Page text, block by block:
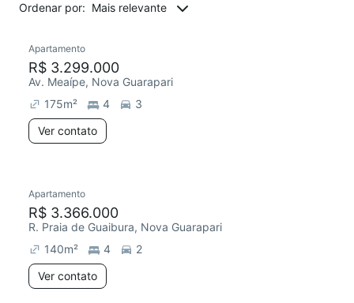
Ordenar por: Mais relevante
Apartamento
R$ 3.299.000
Av. Meaípe, Nova Guarapari
175m² 4
3
Ver contato
Redecorar
Apartamento
R$ 3.366.000
R. Praia de Guaibura, Nova Guarapari
140m² 4
2
Ver contato